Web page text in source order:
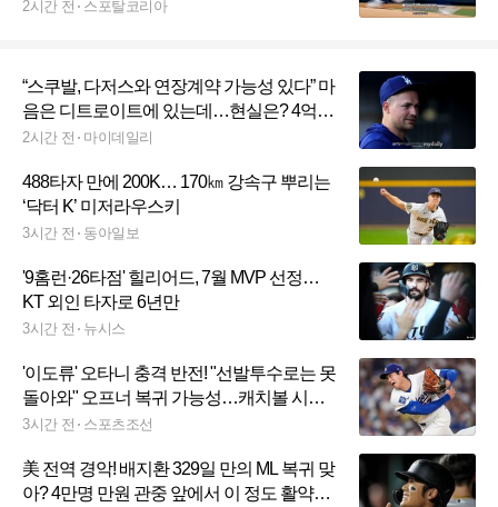
번째 재활 등판 완료→8월 복귀 보인다
2시간 전 스포탈코리아
“스쿠발, 다저스와 연장계약 가능성 있다” 마
음은 디트로이트에 있는데…현실은? 4억달
러가 아른거린다
2시간 전 마이데일리
488타자 만에 200K… 170㎞ 강속구 뿌리는
‘닥터 K’ 미저라우스키
3시간 전 동아일보
'9홈런·26타점' 힐리어드, 7월 MVP 선정…
KT 외인 타자로 6년만
3시간 전 뉴시스
'이도류' 오타니 충격 반전! "선발투수로는 못
돌아와" 오프너 복귀 가능성…캐치볼 시작
했지만, 회복 수개월 예상
3시간 전 스포츠조선
美 전역 경악! 배지환 329일 만의 ML 복귀 맞
아? 4만명 만원 관중 앞에서 이 정도 활약이